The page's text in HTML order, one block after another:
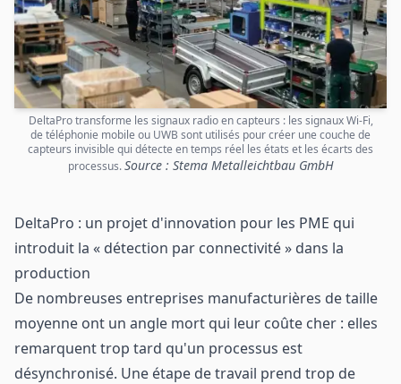
DeltaPro transforme les signaux radio en capteurs : les signaux Wi-Fi,
de téléphonie mobile ou UWB sont utilisés pour créer une couche de
capteurs invisible qui détecte en temps réel les états et les écarts des
processus.Source : Stema Metalleichtbau GmbH
DeltaPro : un projet d'innovation pour les PME qui
introduit la « détection par connectivité » dans la
production
De nombreuses entreprises manufacturières de taille
moyenne ont un angle mort qui leur coûte cher : elles
remarquent trop tard qu'un processus est
désynchronisé. Une étape de travail prend trop de